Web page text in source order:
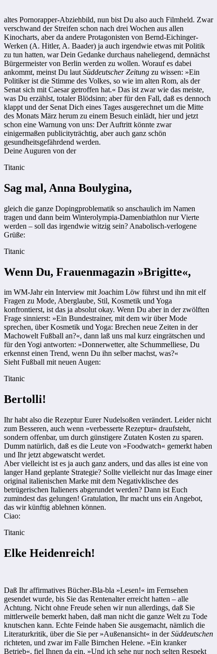
altes Pornorapper-Abziehbild, nun bist Du also auch Filmheld. Zwar
verschwand der Streifen schon nach drei Wochen aus allen
Kinocharts, aber da andere Protagonisten von Bernd-Eichinger-
Werken (A. Hitler, A. Baader) ja auch irgendwie etwas mit Politik
zu tun hatten, war Dein Gedanke durchaus naheliegend, demnächst
Bürgermeister von Berlin werden zu wollen. Worauf es dabei
ankommt, meinst Du laut Süddeutscher Zeitung zu wissen: »Ein
Politiker ist die Stimme des Volkes, so wie im alten Rom, als der
Senat sich mit Caesar getroffen hat.« Das ist zwar wie das meiste,
was Du erzählst, totaler Blödsinn; aber für den Fall, daß es dennoch
klappt und der Senat Dich eines Tages ausgerechnet um die Mitte
des Monats März herum zu einem Besuch einlädt, hier und jetzt
schon eine Warnung von uns: Der Auftritt könnte zwar
einigermaßen publicityträchtig, aber auch ganz schön
gesundheitsgefährdend werden.
Deine Auguren von der
Titanic
Sag mal, Anna Boulygina,
gleich die ganze Dopingproblematik so anschaulich im Namen
tragen und dann beim Winterolympia-Damenbiathlon nur Vierte
werden – soll das irgendwie witzig sein? Anabolisch-verlogene
Grüße:
Titanic
Wenn Du, Frauenmagazin »Brigitte«,
im WM-Jahr ein Interview mit Joachim Löw führst und ihn mit elf
Fragen zu Mode, Aberglaube, Stil, Kosmetik und Yoga
konfrontierst, ist das ja absolut okay. Wenn Du aber in der zwölften
Frage sinnierst: »Ein Bundestrainer, mit dem wir über Mode
sprechen, über Kosmetik und Yoga: Brechen neue Zeiten in der
Machowelt Fußball an?«, dann laß uns mal kurz eingrätschen und
für den Yogi antworten: »Donnerwetter, alte Schummelliese, Du
erkennst einen Trend, wenn Du ihn selber machst, was?«
Sieht Fußball mit neuen Augen:
Titanic
Bertolli!
Ihr habt also die Rezeptur Eurer Nudelsoßen verändert. Leider nicht
zum Besseren, auch wenn »verbesserte Rezeptur« draufsteht,
sondern offenbar, um durch günstigere Zutaten Kosten zu sparen.
Dumm natürlich, daß es die Leute von »Foodwatch« gemerkt haben
und Ihr jetzt abgewatscht werdet.
Aber vielleicht ist es ja auch ganz anders, und das alles ist eine von
langer Hand geplante Strategie? Sollte vielleicht nur das Image einer
original italienischen Marke mit dem Negativklischee des
betrügerischen Italieners abgerundet werden? Dann ist Euch
zumindest das gelungen! Gratulation, Ihr macht uns ein Angebot,
das wir künftig ablehnen können.
Ciao:
Titanic
Elke Heidenreich!
Daß Ihr affirmatives Bücher-Bla-bla »Lesen!« im Fernsehen
gesendet wurde, bis Sie das Rentenalter erreicht hatten – alle
Achtung. Nicht ohne Freude sehen wir nun allerdings, daß Sie
mittlerweile bemerkt haben, daß man nicht die ganze Welt zu Tode
knutschen kann. Echte Feinde haben Sie ausgemacht, nämlich die
Literaturkritik, über die Sie per »Außenansicht« in derSüddeutschen
richteten, und zwar im Falle Birnchen Helene. »Ein kranker
Betrieb«, fiel Ihnen da ein. »Und ich sehe nur noch selten Respekt